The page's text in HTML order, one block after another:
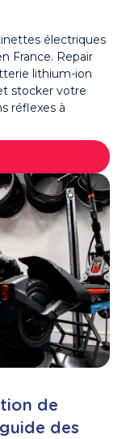
électriques
France. Repair
lithium-ion
stocker votre
réflexes à
de
des